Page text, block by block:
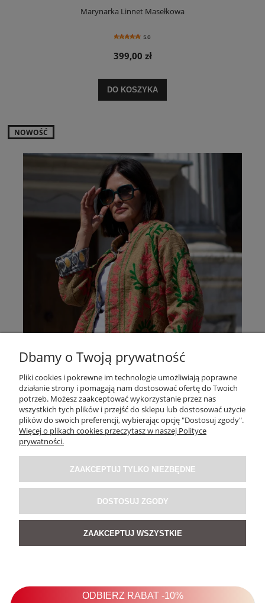
Marynarka Linnet Masełkowa
5.0
399,00 zł
DO KOSZYKA
Żakiet Boho Reversible Bloom NR.153
NOWOŚĆ
Dbamy o Twoją prywatność
Pliki cookies i pokrewne im technologie umożliwiają poprawne
działanie strony i pomagają nam dostosować ofertę do Twoich
potrzeb. Możesz zaakceptować wykorzystanie przez nas
wszystkich tych plików i przejść do sklepu lub dostosować użycie
plików do swoich preferencji, wybierając opcję "Dostosuj zgody".
Więcej o plikach cookies przeczytasz w naszej Polityce
prywatności.
ZAAKCEPTUJ TYLKO NIEZBĘDNE
DOSTOSUJ ZGODY
ZAAKCEPTUJ WSZYSTKIE